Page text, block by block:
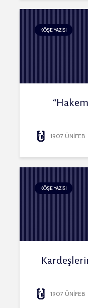
KÖŞE YAZISI
1907 ÜNİFEB
KÖŞE YAZISI
1907 ÜNİFEB